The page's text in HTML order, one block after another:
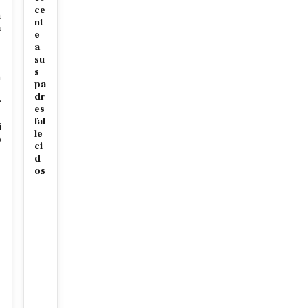
ce
nt
e
a
su
s
pa
dr
es
fal
le
ci
d
os